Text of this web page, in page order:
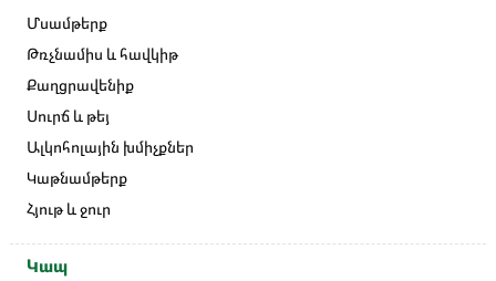
Մսամթերք
Թռչնամիս և հավկիթ
Քաղցրավենիք
Սուրճ և թեյ
Ալկոհոլային խմիչքներ
Կաթնամթերք
Հյութ և ջուր
Կապ